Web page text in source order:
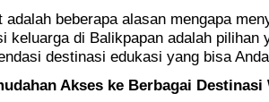
adalah beberapa alasan mengapa
keluarga di Balikpapan adalah pilihan
destinasi edukasi yang bisa
Akses ke Berbagai Destinasi